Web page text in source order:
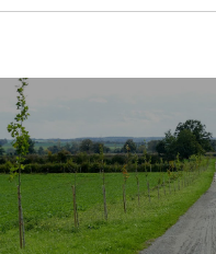
ACCUEIL
DÉCOUVRIR
MUNICIPALITÉ